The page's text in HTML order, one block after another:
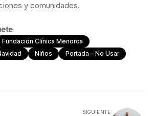
y comunidades.
Fundación Clínica Menorca
Niños
Portada - No Usar
SIGUIENTE